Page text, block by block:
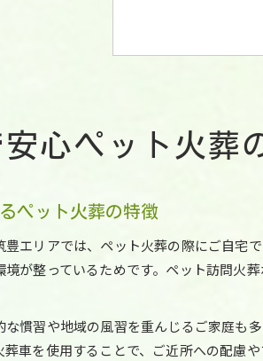
筑豊15市
ペット火葬
ペット火
筑豊エリ
心ペット火葬
ペット火葬の特徴
エリアでは、ペット火葬の際にご自宅
が整っているためです。ペット訪問火
な慣習や地域の風習を重んじるご家庭
車を使用することで、ご近所への配慮